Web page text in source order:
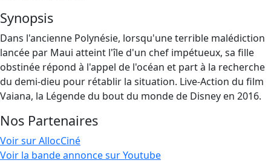
Synopsis
Dans l'ancienne Polynésie, lorsqu'une terrible malédiction
lancée par Maui atteint l'île d'un chef impétueux, sa fille
obstinée répond à l'appel de l'océan et part à la recherche
du demi-dieu pour rétablir la situation. Live-Action du film
Vaiana, la Légende du bout du monde de Disney en 2016.
Nos Partenaires
Voir sur AllocCiné
Voir la bande annonce sur Youtube